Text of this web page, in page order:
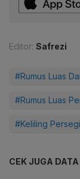
Editor: Safrezi
#Rumus Luas
#Rumus Luas
#Keliling
CEK JUGA DATA